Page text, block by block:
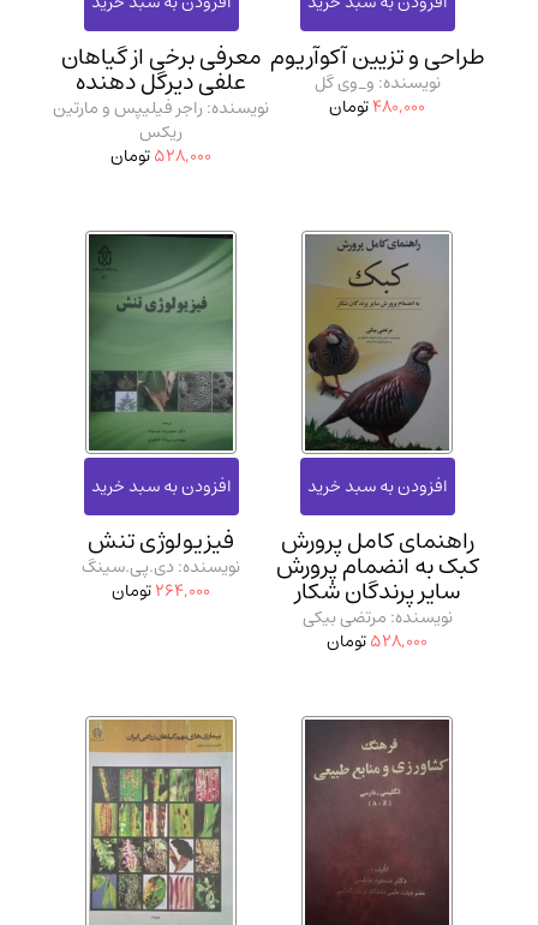
مدرسان شریف و انتشارت ارشد کتاب‌های..(2)
دانشگاه پیامـ نور(10)
طراحی و تزیین آکوآریوم
نویسنده: و_وی گل
480,000تومان
معرفی برخی از گیاهان
علفی دیرگل دهنده
نویسنده: راجر فیلیپس و مارتین
ریکس
528,000تومان
راهنمای کامل پرورش
کبک به انضمام پرورش
سایر پرندگان شکار
نویسنده: مرتضی بیکی
528,000تومان
فیزیولوژی تنش
نویسنده: دی.پی.سینگ
264,000تومان